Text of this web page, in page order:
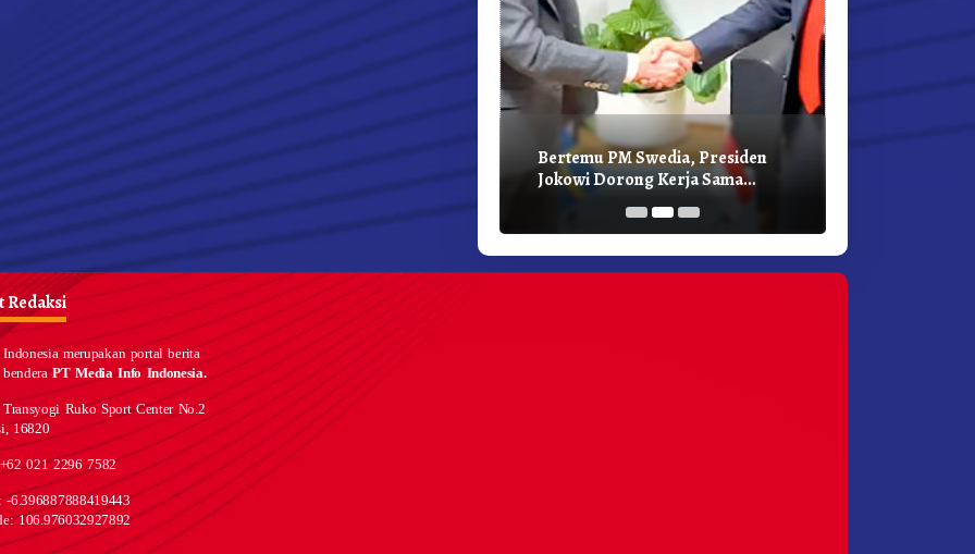
Bertemu PM Swedia, Presiden
Jokowi Dorong Kerja Sama
Pembangunan Hijau
Redaksi
Indonesia merupakan portal berita
benderaPT Media Info Indonesia.
Ruko Sport Center No.2
16820
021 2296 7582
-6.396887888419443
106.976032927892